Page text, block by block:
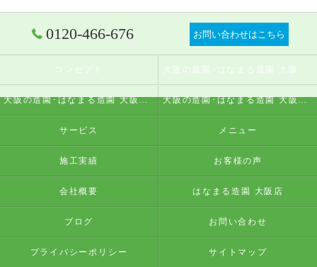
0120-466-676 お問い合わせはこちら
コンセプト
大阪の造園･はなまる造園 大阪店の評判 大阪の造園･はなまる造園 大阪店のお客様の声
サービス メニュー
施工実績 お客様の声
会社概要 はなまる造園 大阪店
ブログ お問い合わせ
プライバシーポリシー サイトマップ